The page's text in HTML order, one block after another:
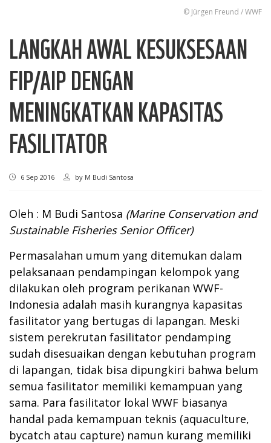
© Jürgen Freund / WWF
LANGKAH AWAL KESUKSESAAN
FIP/AIP DENGAN
MENINGKATKAN KAPASITAS
FASILITATOR
6 Sep 2016 by M Budi Santosa
Oleh : M Budi Santosa (Marine Conservation and
Sustainable Fisheries Senior Officer)
Permasalahan umum yang ditemukan dalam
pelaksanaan pendampingan kelompok yang
dilakukan oleh program perikanan WWF-
Indonesia adalah masih kurangnya kapasitas
fasilitator yang bertugas di lapangan. Meski
sistem perekrutan fasilitator pendamping
sudah disesuaikan dengan kebutuhan program
di lapangan, tidak bisa dipungkiri bahwa belum
semua fasilitator memiliki kemampuan yang
sama. Para fasilitator lokal WWF biasanya
handal pada kemampuan teknis (aquaculture,
bycatch atau capture) namun kurang memiliki